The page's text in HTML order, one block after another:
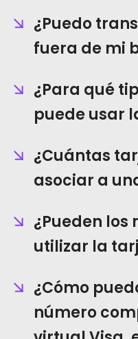
¿Puedo
fuera de mi
¿Para qué
puede usar
¿Cuántas
asociar a
¿Pueden los
utilizar la
¿Cómo
número